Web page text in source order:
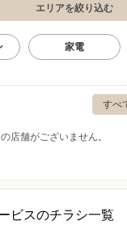
エリアを絞り込む
家電
すべ
店舗がございません。
ビスのチラシ一覧